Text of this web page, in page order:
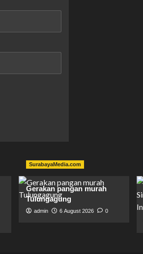
SurabayaMedia.com
Gerakan pangan murah
Tulungagung
admin 6 August 2026 0